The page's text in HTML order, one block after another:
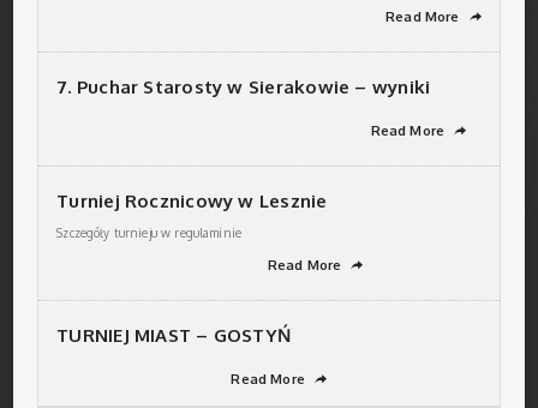
Read More ➦
7. Puchar Starosty w Sierakowie – wyniki
Read More ➦
Turniej Rocznicowy w Lesznie
Szczegóły turnieju w regulaminie
Read More ➦
TURNIEJ MIAST – GOSTYŃ
Read More ➦